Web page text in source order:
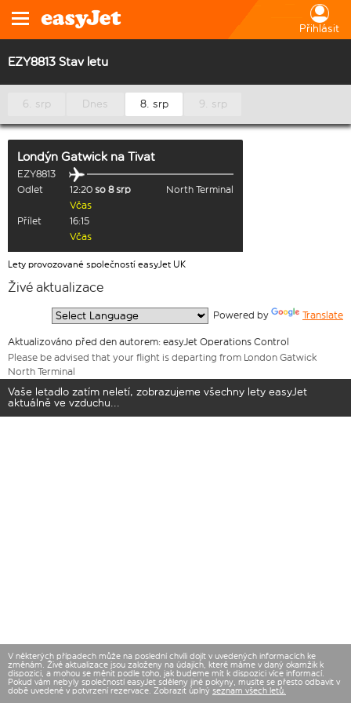
Přihlásit
EZY8813 Stav letu
6. srp Dnes 8. srp 9. srp
Londýn Gatwick na Tivat
EZY8813
Odlet
12:20 so 8 srp
North Terminal
Včas
Přílet
16:15
Včas
Lety provozované společností easyJet UK
Živé aktualizace
Powered by Translate
Aktualizováno před den autorem: easyJet Operations Control
Please be advised that your flight is departing from London Gatwick
North Terminal
Vaše letadlo zatím neletí, zobrazujeme všechny lety easyJet
aktuálně ve vzduchu...
V některých případech může na poslední chvíli dojít v uvedených informacích ke
změnám. Živé aktualizace jsou založeny na údajích, které máme v daný okamžik k
dispozici, a mohou se měnit podle toho, jak budeme mít k dispozici více informací.
Pokud vám nebyly společností easyJet sděleny jiné pokyny, musíte se přesto odbavit v
době uvedené v potvrzení rezervace. Zobrazit úplný seznam všech letů.